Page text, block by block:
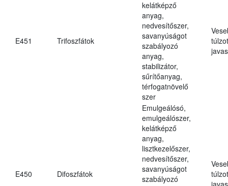
E451 Trifoszfátok
kelátképző
anyag,
nedvesítőszer,
savanyúságot
szabályozó
anyag,
stabilizátor,
sűrítőanyag,
térfogatnövelő
szer
E450 Difoszfátok
Emulgeálósó,
emulgeálószer,
kelátképző
anyag,
lisztkezelőszer,
nedvesítőszer,
savanyúságot
szabályozó